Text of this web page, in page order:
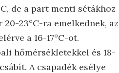
de a part menti sétákhoz
23°C-ra emelkednek, az
a 16-17°C-ot.
hőmérsékletekkel és 18-
csábít. A csapadék esélye